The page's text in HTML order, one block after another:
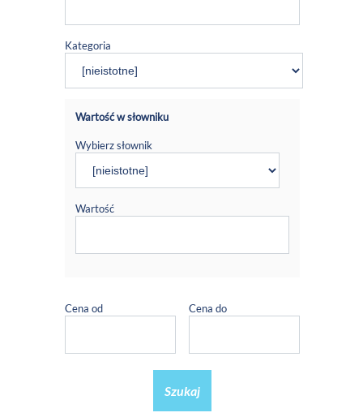
Kategoria
Wartość w słowniku
Wybierz słownik
Wartość
Cena od Cena do
Szukaj